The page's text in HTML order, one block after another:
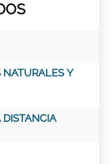
NATURALES Y
DISTANCIA